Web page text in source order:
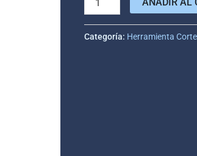
Categoría: Herramienta Corte